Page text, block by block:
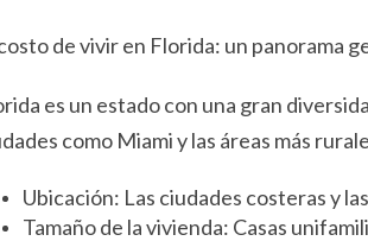
de vivir en Florida: un panorama
es un estado con una gran
como Miami y las áreas más
Ubicación: Las ciudades costeras y
Tamaño de la vivienda: Casas